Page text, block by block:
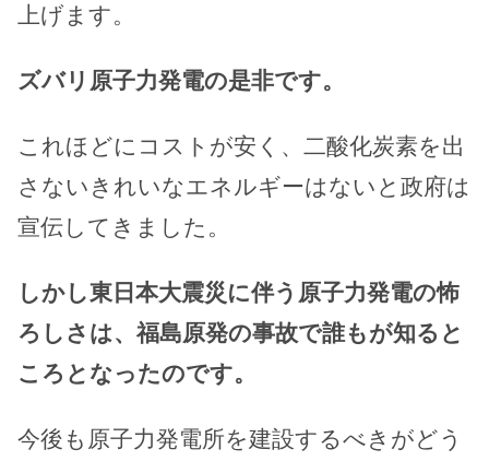
上げます。
ズバリ原子力発電の是非です。
これほどにコストが安く、二酸化炭素を出
さないきれいなエネルギーはないと政府は
宣伝してきました。
しかし東日本大震災に伴う原子力発電の怖
ろしさは、福島原発の事故で誰もが知ると
ころとなったのです。
今後も原子力発電所を建設するべきがどう